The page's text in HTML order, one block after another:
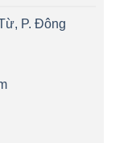
P. Đông